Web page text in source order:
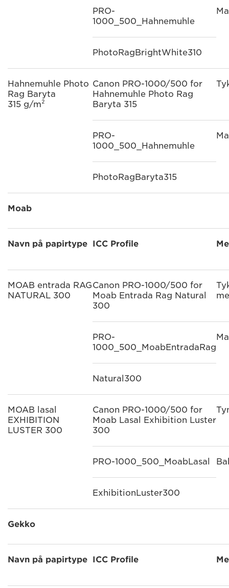
PRO-
1000_500_Hahnemuhle
PhotoRagBrightWhite310
Hahnemuhle Photo
Rag Baryta
315 g/m²
Canon PRO-1000/500 for
Hahnemuhle Photo Rag
Baryta 315
PRO-
1000_500_Hahnemuhle
PhotoRagBaryta315
Moab
Navn på papirtype ICC Profile
MOAB entrada RAG
NATURAL 300
Canon PRO-1000/500 for
Moab Entrada Rag Natural
300
PRO-
1000_500_MoabEntradaRag
Natural300
MOAB lasal
EXHIBITION
LUSTER 300
Canon PRO-1000/500 for
Moab Lasal Exhibition Luster
300
PRO-1000_500_MoabLasal
ExhibitionLuster300
Gekko
Navn på papirtype ICC Profile